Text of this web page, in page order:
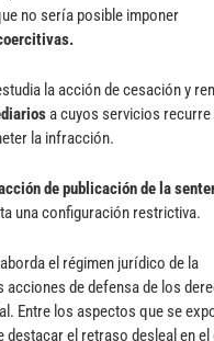
no sería posible imponer
la acción de cesación y
a cuyos servicios recurre
la infracción.
de publicación de la
una configuración restrictiva.
el régimen jurídico de la
acciones de defensa de los
Entre los aspectos que se
destacar el retraso desleal en